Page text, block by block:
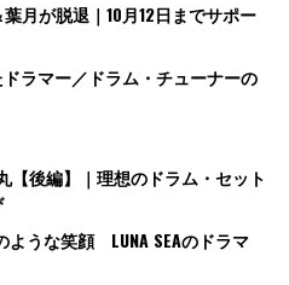
葉月が脱退｜10月12日までサポー
ラマー／ドラム・チューナーの
【後編】｜理想のドラム・セット
ような笑顔 LUNA SEAのドラマ